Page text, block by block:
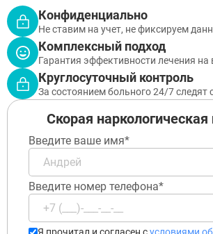
Конфиденциально
Не ставим на учет, не фиксируем
Комплексный подход
Гарантия эффективности лечения на
Круглосуточный контроль
За состоянием больного 24/7 следят
Скорая
Введите ваше имя*
Введите номер телефона*
Отправить
Оставляя заявку Вы соглашаетесь
Оставляя заявку Вы соглашаетесь с
Заполните форму ниже,
перезвоним
Отправить
Оставляя заявку Вы соглашаетесь с
конфиденциальности
Электросталь
Котельники
Электроугли
Лыткарино
Павловский Посад
Ступино
Дмитров
Дзержинский
Краснознаменск
Кашира
Апрелевка
Звенигород
Протвино
Шатура
Истра